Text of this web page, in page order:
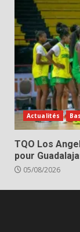
Actualités
TQO Los
pour
05/08/2026